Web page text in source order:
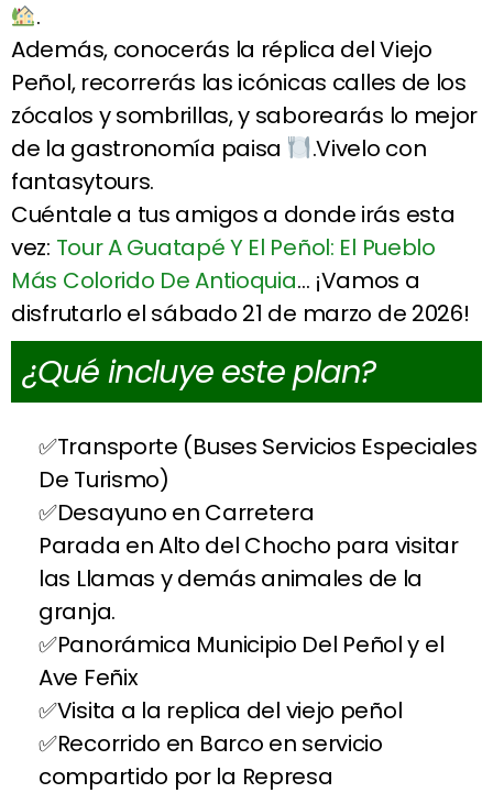
.
Además, conocerás la réplica del Viejo
Peñol, recorrerás las icónicas calles de los
zócalos y sombrillas, y saborearás lo mejor
de la gastronomía paisa
.Vivelo con
fantasytours.
Cuéntale a tus amigos a donde irás esta
vez: Tour A Guatapé Y El Peñol: El Pueblo
Más Colorido De Antioquia… ¡Vamos a
disfrutarlo el sábado 21 de marzo de 2026!
¿Qué incluye este plan?
Transporte (Buses Servicios Especiales
De Turismo)
Desayuno en Carretera
Parada en Alto del Chocho para visitar
las Llamas y demás animales de la
granja.
Panorámica Municipio Del Peñol y el
Ave Feñix
Visita a la replica del viejo peñol
Recorrido en Barco en servicio
compartido por la Represa